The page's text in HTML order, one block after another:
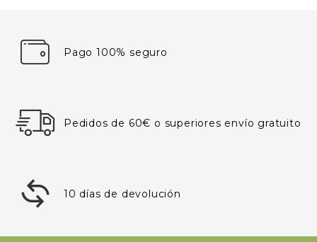
Pago 100% seguro
Pedidos de 60€ o superiores envío gratuito
10 días de devolución